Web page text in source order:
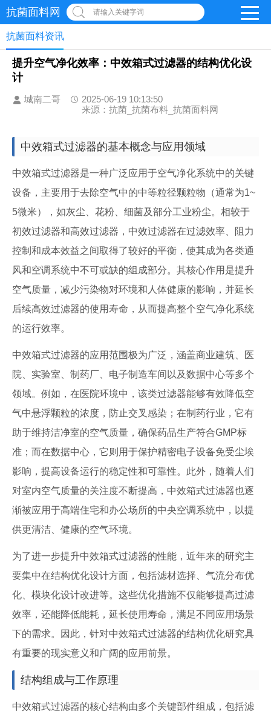
抗菌面料网 请输入关键字词
抗菌面料资讯
提升空气净化效率：中效箱式过滤器的结构优化设
计
城南二哥
2025-06-19 10:13:50
来源：抗菌_抗菌布料_抗菌面料网
中效箱式过滤器的基本概念与应用领域
中效箱式过滤器是一种广泛应用于空气净化系统中的关键
设备，主要用于去除空气中的中等粒径颗粒物（通常为1~
5微米），如灰尘、花粉、细菌及部分工业粉尘。相较于
初效过滤器和高效过滤器，中效过滤器在过滤效率、阻力
控制和成本效益之间取得了较好的平衡，使其成为各类通
风和空调系统中不可或缺的组成部分。其核心作用是提升
空气质量，减少污染物对环境和人体健康的影响，并延长
后续高效过滤器的使用寿命，从而提高整个空气净化系统
的运行效率。
中效箱式过滤器的应用范围极为广泛，涵盖商业建筑、医
院、实验室、制药厂、电子制造车间以及数据中心等多个
领域。例如，在医院环境中，该类过滤器能够有效降低空
气中悬浮颗粒的浓度，防止交叉感染；在制药行业，它有
助于维持洁净室的空气质量，确保药品生产符合GMP标
准；而在数据中心，它则用于保护精密电子设备免受尘埃
影响，提高设备运行的稳定性和可靠性。此外，随着人们
对室内空气质量的关注度不断提高，中效箱式过滤器也逐
渐被应用于高端住宅和办公场所的中央空调系统中，以提
供更清洁、健康的空气环境。
为了进一步提升中效箱式过滤器的性能，近年来的研究主
要集中在结构优化设计方面，包括滤材选择、气流分布优
化、模块化设计改进等。这些优化措施不仅能够提高过滤
效率，还能降低能耗，延长使用寿命，满足不同应用场景
下的需求。因此，针对中效箱式过滤器的结构优化研究具
有重要的现实意义和广阔的应用前景。
结构组成与工作原理
中效箱式过滤器的核心结构由多个关键部件组成，包括滤